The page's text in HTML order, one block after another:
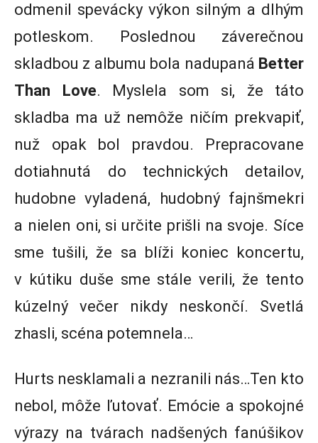
odmenil spevácky výkon silným a dlhým
potleskom. Poslednou záverečnou
skladbou z albumu bola nadupaná Better
Than Love. Myslela som si, že táto
skladba ma už nemôže ničím prekvapiť,
nuž opak bol pravdou. Prepracovane
dotiahnutá do technických detailov,
hudobne vyladená, hudobný fajnšmekri
a nielen oni, si určite prišli na svoje. Síce
sme tušili, že sa blíži koniec koncertu,
v kútiku duše sme stále verili, že tento
kúzelný večer nikdy neskončí. Svetlá
zhasli, scéna potemnela…
Hurts nesklamali a nezranili nás…Ten kto
nebol, môže ľutovať. Emócie a spokojné
výrazy na tvárach nadšených fanúšikov